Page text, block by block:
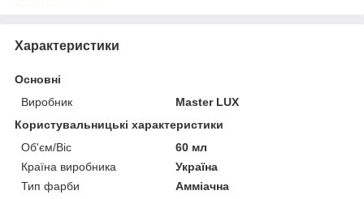
Характеристики
Основні
Виробник
Master LUX
Користувальницькі характеристики
Об'єм/Віс
60 мл
Країна виробника
Україна
Тип фарби
Амміачна